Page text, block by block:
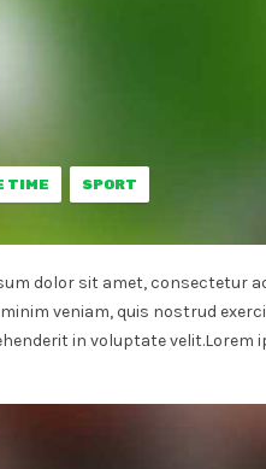
TIME SPORT
dolor sit amet, consectetur
veniam, quis nostrud
in voluptate velit.Lorem